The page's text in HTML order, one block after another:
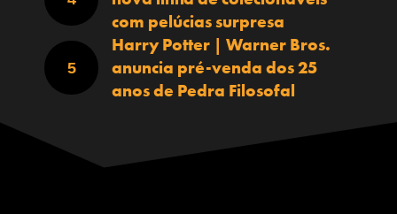
com pelúcias surpresa
Harry Potter | Warner Bros.
anuncia pré-venda dos 25
anos de Pedra Filosofal